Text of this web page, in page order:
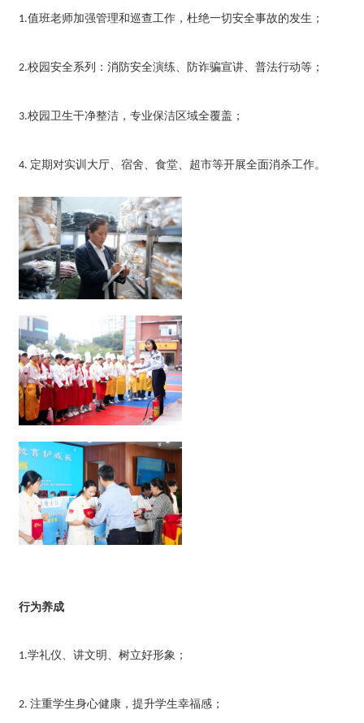
1.值班老师加强管理和巡查工作，杜绝一切安全事故的发生；
2.校园安全系列：消防安全演练、防诈骗宣讲、普法行动等；
3.校园卫生干净整洁，专业保洁区域全覆盖；
4. 定期对实训大厅、宿舍、食堂、超市等开展全面消杀工作。
行为养成
1.学礼仪、讲文明、树立好形象；
2. 注重学生身心健康，提升学生幸福感；